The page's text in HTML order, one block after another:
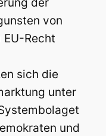
der
von
Recht
sich die
unter
und